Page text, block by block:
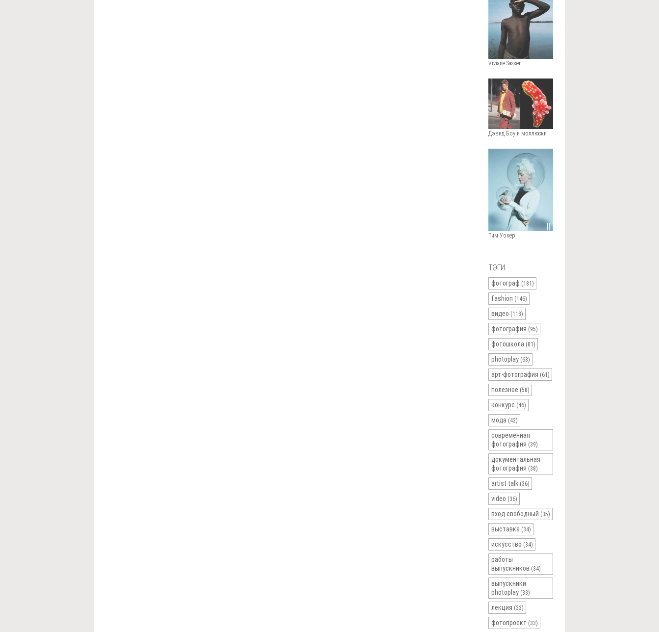
Viviane Sassen
Дэвид Боу и моллюски
Тим Уокер
ТЭГИ
фотограф (181)
fashion (146)
видео (118)
фотография (95)
фотошкола (81)
photoplay (68)
арт-фотография (61)
полезное (58)
конкурс (46)
мода (42)
современная
фотография (39)
документальная
фотография (38)
artist talk (36)
video (36)
вход свободный (35)
выставка (34)
искусство (34)
работы
выпускников (34)
выпускники
photoplay (33)
лекция (33)
фотопроект (33)